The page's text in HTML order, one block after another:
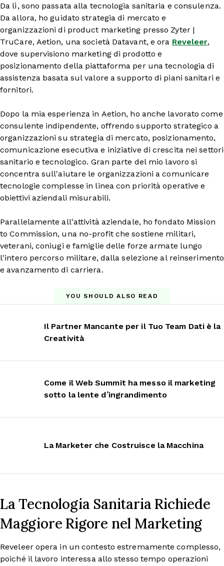
Da lì, sono passata alla tecnologia sanitaria e consulenza.
Da allora, ho guidato strategia di mercato e
organizzazioni di product marketing presso Zyter |
TruCare, Aetion, una società Datavant, e ora Reveleer,
dove supervisiono marketing di prodotto e
posizionamento della piattaforma per una tecnologia di
assistenza basata sul valore a supporto di piani sanitari e
fornitori.
Dopo la mia esperienza in Aetion, ho anche lavorato come
consulente indipendente, offrendo supporto strategico a
organizzazioni su strategia di mercato, posizionamento,
comunicazione esecutiva e iniziative di crescita nei settori
sanitario e tecnologico. Gran parte del mio lavoro si
concentra sull'aiutare le organizzazioni a comunicare
tecnologie complesse in linea con priorità operative e
obiettivi aziendali misurabili.
Parallelamente all'attività aziendale, ho fondato Mission
to Commission, una no-profit che sostiene militari,
veterani, coniugi e famiglie delle forze armate lungo
l'intero percorso militare, dalla selezione al reinserimento
e avanzamento di carriera.
YOU SHOULD ALSO READ
Il Partner Mancante per il Tuo Team Dati è la
Creatività
Come il Web Summit ha messo il marketing
sotto la lente d’ingrandimento
La Marketer che Costruisce la Macchina
La Tecnologia Sanitaria Richiede
Maggiore Rigore nel Marketing
Reveleer opera in un contesto estremamente complesso,
poiché il lavoro interessa allo stesso tempo operazioni